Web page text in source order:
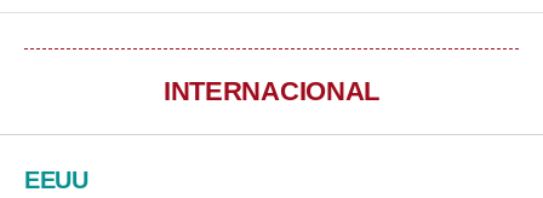
INTERNACIONAL
EEUU